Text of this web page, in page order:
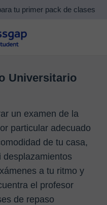
tu primer pack de clases
Universitario
un examen de la
particular adecuado
de tu casa,
desplazamientos
a tu ritmo y
el profesor
de repaso